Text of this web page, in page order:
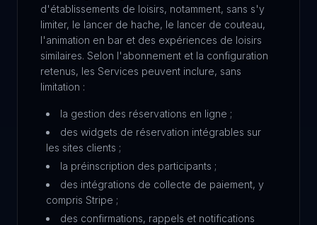
d'établissements de loisirs, notamment, sans s'y
limiter, le lancer de hache, le lancer de couteau,
l'animation en bar et des expériences de loisirs
similaires. Selon l'abonnement et la configuration
retenus, les Services peuvent inclure, sans
limitation :
la gestion des réservations en ligne ;
des widgets de réservation intégrables sur
les sites clients ;
la préinscription des participants ;
des intégrations de collecte de paiement, y
compris Stripe ;
des confirmations, rappels et notifications